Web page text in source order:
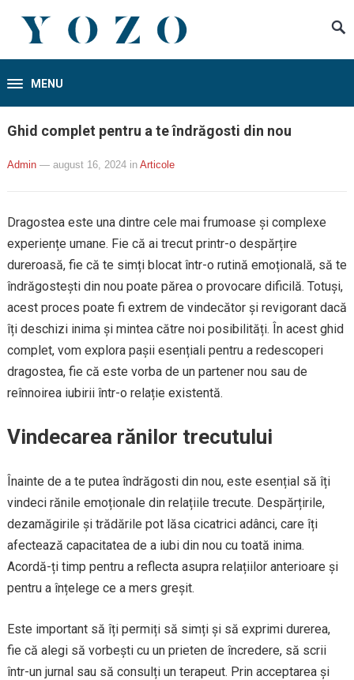
MENU
Ghid complet pentru a te îndrăgosti din nou
Admin — august 16, 2024 in Articole
Dragostea este una dintre cele mai frumoase și complexe
experiențe umane. Fie că ai trecut printr-o despărțire
dureroasă, fie că te simți blocat într-o rutină emoțională, să te
îndrăgostești din nou poate părea o provocare dificilă. Totuși,
acest proces poate fi extrem de vindecător și revigorant dacă
îți deschizi inima și mintea către noi posibilități. În acest ghid
complet, vom explora pașii esențiali pentru a redescoperi
dragostea, fie că este vorba de un partener nou sau de
reînnoirea iubirii într-o relație existentă.
Vindecarea rănilor trecutului
Înainte de a te putea îndrăgosti din nou, este esențial să îți
vindeci rănile emoționale din relațiile trecute. Despărțirile,
dezamăgirile și trădările pot lăsa cicatrici adânci, care îți
afectează capacitatea de a iubi din nou cu toată inima.
Acordă-ți timp pentru a reflecta asupra relațiilor anterioare și
pentru a înțelege ce a mers greșit.
Este important să îți permiți să simți și să exprimi durerea,
fie că alegi să vorbești cu un prieten de încredere, să scrii
într-un jurnal sau să consulți un terapeut. Prin acceptarea și